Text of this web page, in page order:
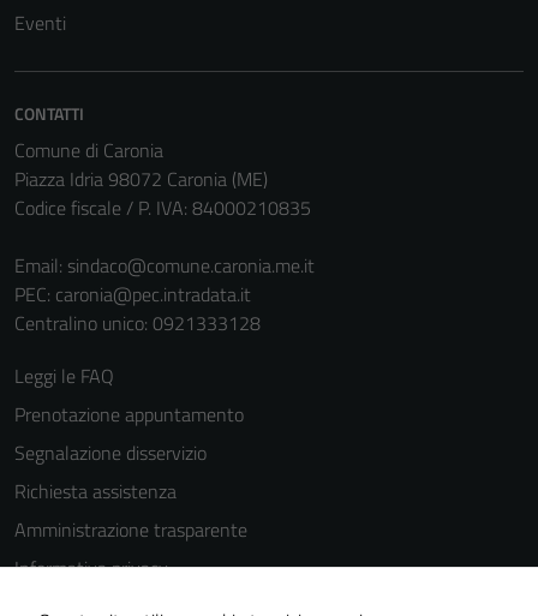
Eventi
CONTATTI
Comune di Caronia
Piazza Idria 98072 Caronia (ME)
Codice fiscale / P. IVA: 84000210835
Email: sindaco@comune.caronia.me.it
PEC: caronia@pec.intradata.it
Centralino unico: 0921333128
Leggi le FAQ
Prenotazione appuntamento
Segnalazione disservizio
Richiesta assistenza
Amministrazione trasparente
Informativa privacy
Cookie Policy
informazioni